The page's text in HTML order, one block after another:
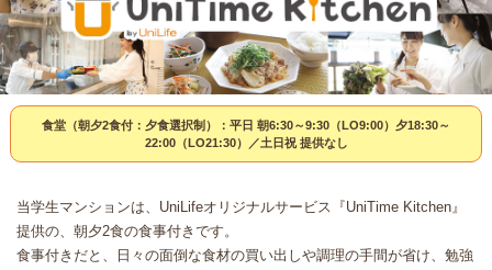
食堂（朝夕2食付：夕食選択制）：平日 朝6:30～9:30（LO9:00）夕18:30～
22:00（LO21:30）／土日祝 提供なし
当学生マンションは、UniLifeオリジナルサービス『UniTime Kitchen』
提供の、朝夕2食の食事付きです。
食事付きだと、日々の面倒な食材の買い出しや調理の手間が省け、勉強